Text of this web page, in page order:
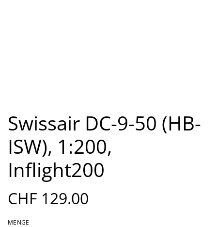
Swissair DC-9-50 (HB-
ISW), 1:200,
Inflight200
CHF 129.00
MENGE